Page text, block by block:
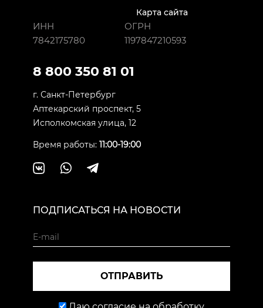
Карта сайта
ИНН
7842175780
ОГРН
1197847210593
8 800 350 81 01
г. Санкт-Петербург
Аптекарский проспект, 5
Исполкомская улица, 12
Время работы: 11:00-19:00
ПОДПИСАТЬСЯ НА НОВОСТИ
ОТПРАВИТЬ